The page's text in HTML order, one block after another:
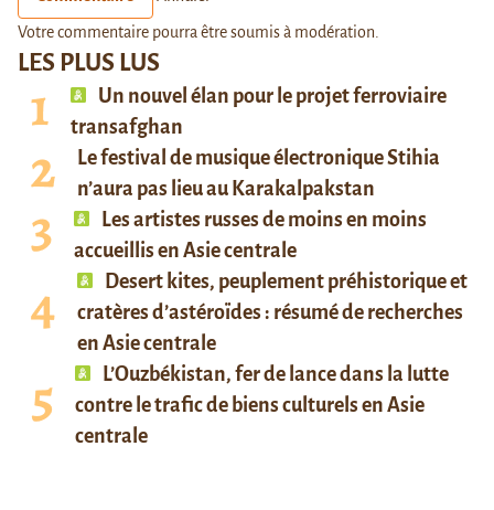
LES PLUS LUS
Un nouvel élan pour le projet ferroviaire
transafghan
Le festival de musique électronique Stihia
n’aura pas lieu au Karakalpakstan
Les artistes russes de moins en moins
accueillis en Asie centrale
Desert kites, peuplement préhistorique et
cratères d’astéroïdes : résumé de recherches
en Asie centrale
L’Ouzbékistan, fer de lance dans la lutte
contre le trafic de biens culturels en Asie
centrale
Votre commentaire pourra être soumis à modération.